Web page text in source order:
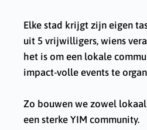
Elke stad krijgt zijn eigen
uit 5 vrijwilligers, wiens
het is om een lokale
impact-volle events te
Zo bouwen we zowel
een sterke YIM community.